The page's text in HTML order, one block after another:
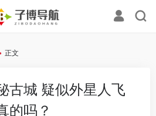
正文
古城 疑似外星人飞
的吗？